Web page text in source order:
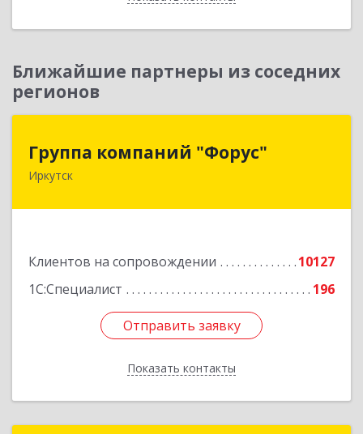
Ближайшие партнеры из соседних
регионов
Группа компаний "Форус"
Иркутск
Клиентов на сопровождении
10127
1С:Специалист
196
Отправить заявку
Показать контакты
Группа компаний "Форус"
664007, Иркутская обл, Иркутск г, Ямская ул,
Отправить заявку
Назад